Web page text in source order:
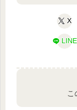
X
LINE
こ